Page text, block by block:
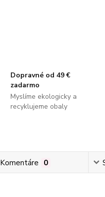
Dopravné od 49 €
zadarmo
Myslíme ekologicky a
recyklujeme obaly
Komentáre 0